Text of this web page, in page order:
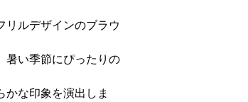
リルデザインのブラウ
暑い季節にぴったりの
かな印象を演出しま